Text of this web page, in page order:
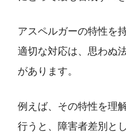
アスペルガーの特性を
適切な対応は、思わぬ
があります。
例えば、その特性を理
行うと、障害者差別と